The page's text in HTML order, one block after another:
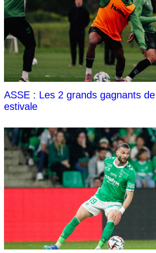
ASSE : Les 2 grands gagnants
estivale